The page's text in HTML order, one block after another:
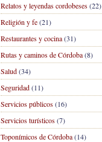
Relatos y leyendas cordobeses(22)
Religión y fe(21)
Restaurantes y cocina(31)
Rutas y caminos de Córdoba(8)
Salud(34)
Seguridad(11)
Servicios públicos(16)
Servicios turísticos(7)
Toponímicos de Córdoba(14)